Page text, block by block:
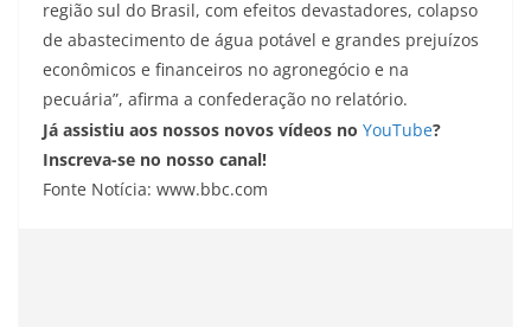
região sul do Brasil, com efeitos devastadores, colapso
de abastecimento de água potável e grandes prejuízos
econômicos e financeiros no agronegócio e na
pecuária”, afirma a confederação no relatório.
Já assistiu aos nossos novos vídeos no YouTube?
Inscreva-se no nosso canal!
Fonte Notícia: www.bbc.com